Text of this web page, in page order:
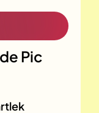
Pic